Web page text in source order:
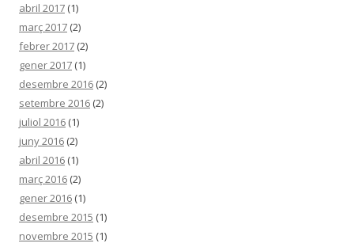
abril 2017 (1)
març 2017 (2)
febrer 2017 (2)
gener 2017 (1)
desembre 2016 (2)
setembre 2016 (2)
juliol 2016 (1)
juny 2016 (2)
abril 2016 (1)
març 2016 (2)
gener 2016 (1)
desembre 2015 (1)
novembre 2015 (1)